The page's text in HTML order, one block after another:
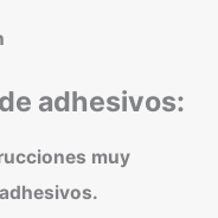
adhesivos:
muy